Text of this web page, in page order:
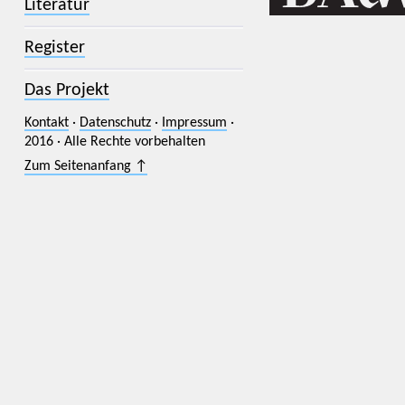
Literatur
Register
Das Projekt
Kontakt· Datenschutz· Impressum ·
2016 · Alle Rechte vorbehalten
Zum Seitenanfang ↑